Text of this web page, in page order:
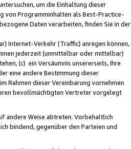
um die Einhaltung dieser
von Programminhalten als Best-Practice-
Daten verarbeiten, finden Sie in der
Internet-Verkehr (Traffic) anregen können,
jederzeit (unmittelbar oder mittelbar)
(c) ein Versäumnis unsererseits, Ihre
eine andere Bestimmung dieser
Rahmen dieser Vereinbarung vornehmen
bevollmächtigten Vertreter vorgelegt
andere Weise abtreten. Vorbehaltlich
bindend, gegenüber den Parteien und